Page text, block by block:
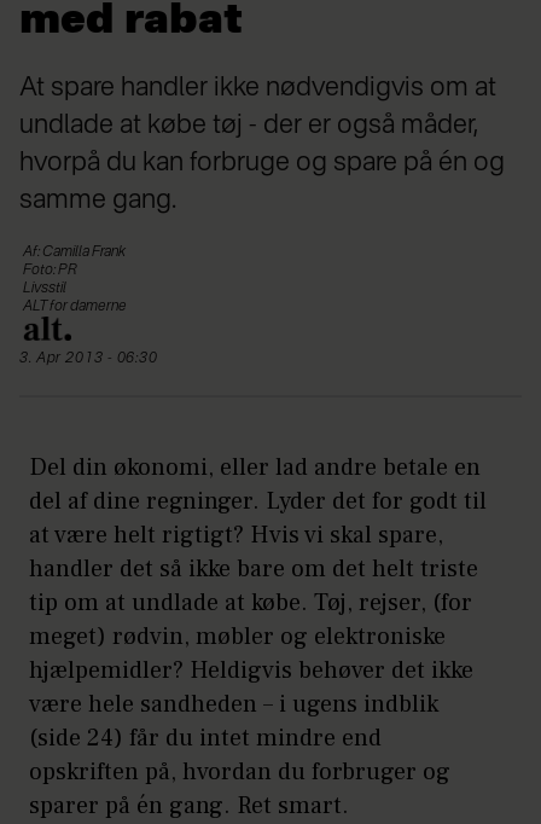
med rabat
At spare handler ikke nødvendigvis om at
undlade at købe tøj - der er også måder,
hvorpå du kan forbruge og spare på én og
samme gang.
Af: Camilla Frank
Foto: PR
Livsstil
ALT for damerne
3. Apr 2013 - 06:30
Del din økonomi, eller lad andre betale en
del af dine regninger. Lyder det for godt til
at være helt rigtigt? Hvis vi skal spare,
handler det så ikke bare om det helt triste
tip om at undlade at købe. Tøj, rejser, (for
meget) rødvin, møbler og elektroniske
hjælpemidler? Heldigvis behøver det ikke
være hele sandheden – i ugens indblik
(side 24) får du intet mindre end
opskriften på, hvordan du forbruger og
sparer på én gang. Ret smart.